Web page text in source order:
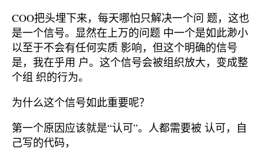
COO把头埋下来，每天哪怕只解决一个问 题，这也
是一个信号。显然在上万的问题 中一个是如此渺小
以至于不会有任何实质 影响，但这个明确的信号
是，我在乎用 户。这个信号会被组织放大，变成整
个组 织的行为。
为什么这个信号如此重要呢？
第一个原因应该就是“认可”。人都需要被 认可，自
己写的代码，